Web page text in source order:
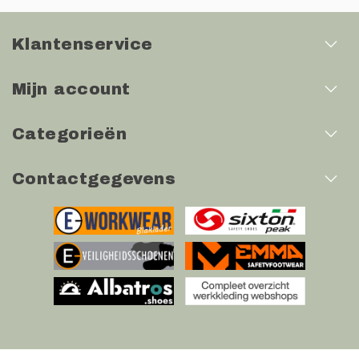
Klantenservice
Mijn account
Categorieën
Contactgegevens